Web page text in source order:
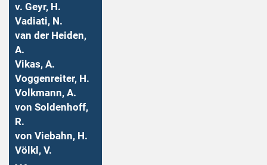
v. Geyr, H.
Vadiati, N.
van der Heiden,
A.
Vikas, A.
Voggenreiter, H.
Volkmann, A.
von Soldenhoff,
R.
von Viebahn, H.
Völkl, V.